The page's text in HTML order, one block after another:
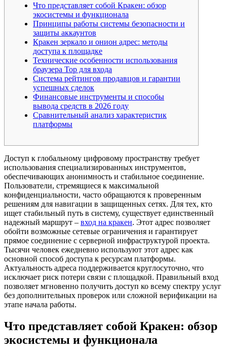
Что представляет собой Кракен: обзор
экосистемы и функционала
Принципы работы системы безопасности и
защиты аккаунтов
Кракен зеркало и онион адрес: методы
доступа к площадке
Технические особенности использования
браузера Тор для входа
Система рейтингов продавцов и гарантии
успешных сделок
Финансовые инструменты и способы
вывода средств в 2026 году
Сравнительный анализ характеристик
платформы
Доступ к глобальному цифровому пространству требует
использования специализированных инструментов,
обеспечивающих анонимность и стабильное соединение.
Пользователи, стремящиеся к максимальной
конфиденциальности, часто обращаются к проверенным
решениям для навигации в защищенных сетях. Для тех, кто
ищет стабильный путь в систему, существует единственный
надежный маршрут – вход на кракен. Этот адрес позволяет
обойти возможные сетевые ограничения и гарантирует
прямое соединение с серверной инфраструктурой проекта.
Тысячи человек ежедневно используют этот адрес как
основной способ доступа к ресурсам платформы.
Актуальность адреса поддерживается круглосуточно, что
исключает риск потери связи с площадкой. Правильный вход
позволяет мгновенно получить доступ ко всему спектру услуг
без дополнительных проверок или сложной верификации на
этапе начала работы.
Что представляет собой Кракен: обзор
экосистемы и функционала